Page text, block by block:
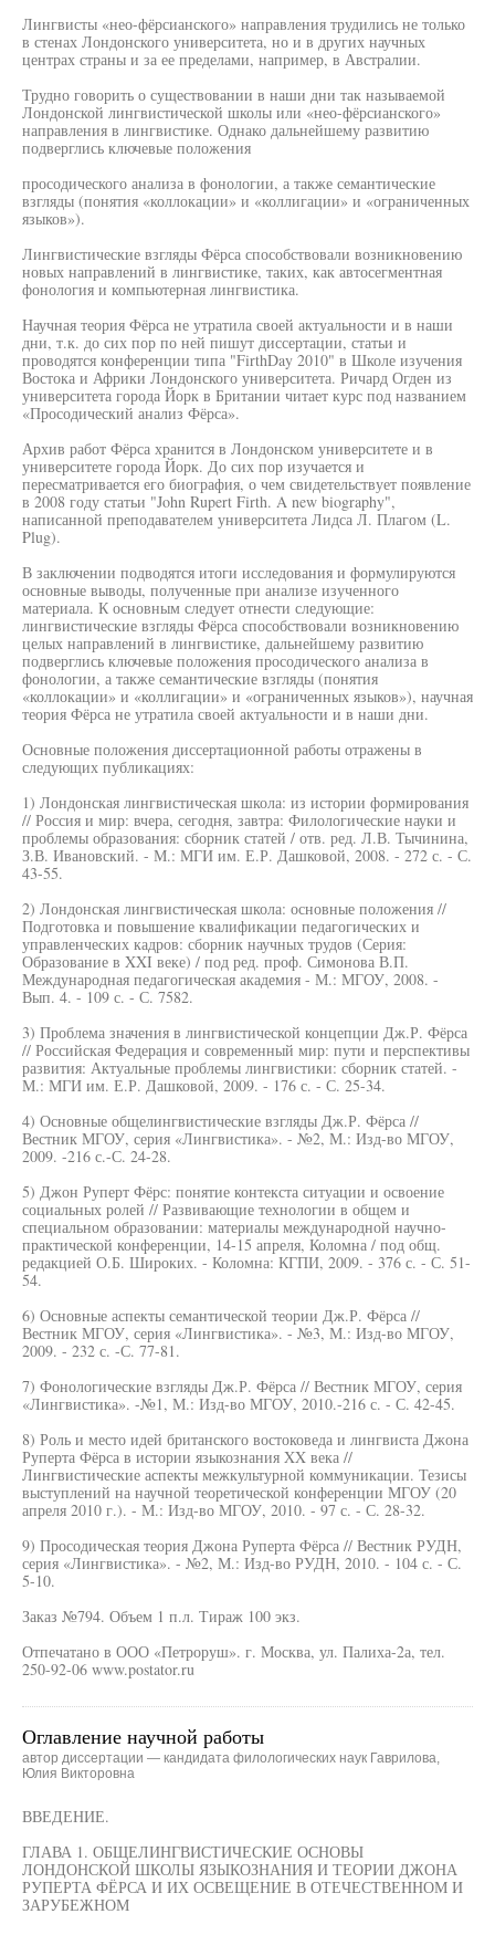
Лингвисты «нео-фёрсианского» направления трудились не только
в стенах Лондонского университета, но и в других научных
центрах страны и за ее пределами, например, в Австралии.
Трудно говорить о существовании в наши дни так называемой
Лондонской лингвистической школы или «нео-фёрсианского»
направления в лингвистике. Однако дальнейшему развитию
подверглись ключевые положения
просодического анализа в фонологии, а также семантические
взгляды (понятия «коллокации» и «коллигации» и «ограниченных
языков»).
Лингвистические взгляды Фёрса способствовали возникновению
новых направлений в лингвистике, таких, как автосегментная
фонология и компьютерная лингвистика.
Научная теория Фёрса не утратила своей актуальности и в наши
дни, т.к. до сих пор по ней пишут диссертации, статьи и
проводятся конференции типа "FirthDay 2010" в Школе изучения
Востока и Африки Лондонского университета. Ричард Огден из
университета города Йорк в Британии читает курс под названием
«Просодический анализ Фёрса».
Архив работ Фёрса хранится в Лондонском университете и в
университете города Йорк. До сих пор изучается и
пересматривается его биография, о чем свидетельствует появление
в 2008 году статьи "John Rupert Firth. A new biography",
написанной преподавателем университета Лидса Л. Плагом (L.
Plug).
В заключении подводятся итоги исследования и формулируются
основные выводы, полученные при анализе изученного
материала. К основным следует отнести следующие:
лингвистические взгляды Фёрса способствовали возникновению
целых направлений в лингвистике, дальнейшему развитию
подверглись ключевые положения просодического анализа в
фонологии, а также семантические взгляды (понятия
«коллокации» и «коллигации» и «ограниченных языков»), научная
теория Фёрса не утратила своей актуальности и в наши дни.
Основные положения диссертационной работы отражены в
следующих публикациях:
1) Лондонская лингвистическая школа: из истории формирования
// Россия и мир: вчера, сегодня, завтра: Филологические науки и
проблемы образования: сборник статей / отв. ред. Л.В. Тычинина,
З.В. Ивановский. - М.: МГИ им. Е.Р. Дашковой, 2008. - 272 с. - С.
43-55.
2) Лондонская лингвистическая школа: основные положения //
Подготовка и повышение квалификации педагогических и
управленческих кадров: сборник научных трудов (Серия:
Образование в XXI веке) / под ред. проф. Симонова В.П.
Международная педагогическая академия - М.: МГОУ, 2008. -
Вып. 4. - 109 с. - С. 7582.
3) Проблема значения в лингвистической концепции Дж.Р. Фёрса
// Российская Федерация и современный мир: пути и перспективы
развития: Актуальные проблемы лингвистики: сборник статей. -
М.: МГИ им. Е.Р. Дашковой, 2009. - 176 с. - С. 25-34.
4) Основные общелингвистические взгляды Дж.Р. Фёрса //
Вестник МГОУ, серия «Лингвистика». - №2, М.: Изд-во МГОУ,
2009. -216 с.-С. 24-28.
5) Джон Руперт Фёрс: понятие контекста ситуации и освоение
социальных ролей // Развивающие технологии в общем и
специальном образовании: материалы международной научно-
практической конференции, 14-15 апреля, Коломна / под общ.
редакцией О.Б. Широких. - Коломна: КГПИ, 2009. - 376 с. - С. 51-
54.
6) Основные аспекты семантической теории Дж.Р. Фёрса //
Вестник МГОУ, серия «Лингвистика». - №3, М.: Изд-во МГОУ,
2009. - 232 с. -С. 77-81.
7) Фонологические взгляды Дж.Р. Фёрса // Вестник МГОУ, серия
«Лингвистика». -№1, М.: Изд-во МГОУ, 2010.-216 с. - С. 42-45.
8) Роль и место идей британского востоковеда и лингвиста Джона
Руперта Фёрса в истории языкознания XX века //
Лингвистические аспекты межкультурной коммуникации. Тезисы
выступлений на научной теоретической конференции МГОУ (20
апреля 2010 г.). - М.: Изд-во МГОУ, 2010. - 97 с. - С. 28-32.
9) Просодическая теория Джона Руперта Фёрса // Вестник РУДН,
серия «Лингвистика». - №2, М.: Изд-во РУДН, 2010. - 104 с. - С.
5-10.
Заказ №794. Объем 1 п.л. Тираж 100 экз.
Отпечатано в ООО «Петроруш». г. Москва, ул. Палиха-2а, тел.
250-92-06 www.postator.ru
Оглавление научной работы
автор диссертации — кандидата филологических наук Гаврилова,
Юлия Викторовна
ВВЕДЕНИЕ.
ГЛАВА 1. ОБЩЕЛИНГВИСТИЧЕСКИЕ ОСНОВЫ
ЛОНДОНСКОЙ ШКОЛЫ ЯЗЫКОЗНАНИЯ И ТЕОРИИ ДЖОНА
РУПЕРТА ФЁРСА И ИХ ОСВЕЩЕНИЕ В ОТЕЧЕСТВЕННОМ И
ЗАРУБЕЖНОМ